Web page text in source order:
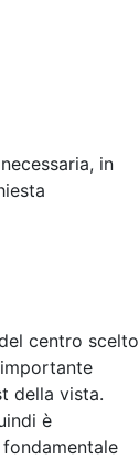
in
centro scelto
della vista.
è